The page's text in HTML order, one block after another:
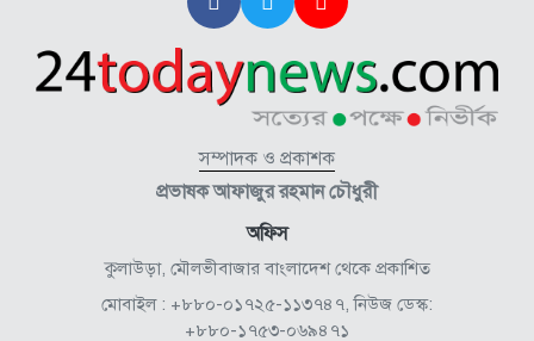
সম্পাদক ও প্রকাশক
প্রভাষক আফাজুর রহমান চৌধুরী
অফিস
কুলাউড়া, মৌলভীবাজার বাংলাদেশ থেকে প্রকাশিত
মোবাইল : +৮৮০-০১৭২৫-১১৩৭৪৭, নিউজ ডেস্ক:
+৮৮০-১৭৫৩-০৬৯৪৭১